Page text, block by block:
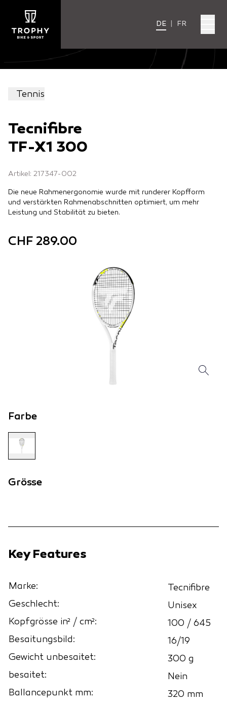
DE FR
Tennis
Tecnifibre
TF-X1 300
Artikel: 217347-002
Die neue Rahmenergonomie wurde mit runderer Kopfform
und verstärkten Rahmenabschnitten optimiert, um mehr
Leistung und Stabilität zu bieten.
CHF 289.00
Farbe
Grösse
Key Features
Marke:
Tecnifibre
Geschlecht:
Unisex
Kopfgrösse in² / cm²:
100 / 645
Besaitungsbild:
16/19
Gewicht unbesaitet:
300 g
besaitet:
Nein
Ballancepunkt mm:
320 mm